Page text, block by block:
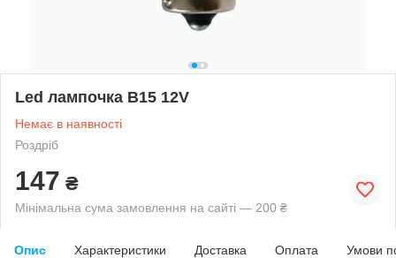
Led лампочка B15 12V
Немає в наявності
Роздріб
147 ₴
Мінімальна сума замовлення на сайті — 200 ₴
Опис Характеристики Доставка Оплата Умови